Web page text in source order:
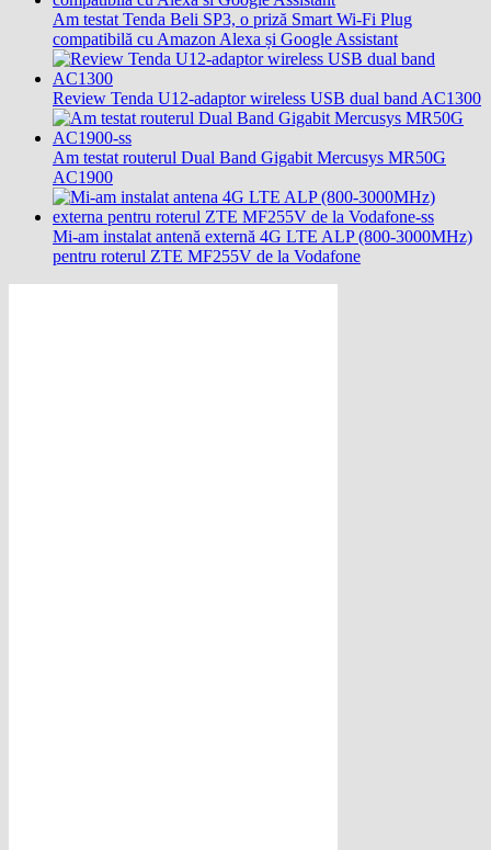
Am testat Tenda Beli SP3, o priză Smart Wi-Fi Plug
compatibilă cu Amazon Alexa și Google Assistant
Review Tenda U12-adaptor wireless USB dual band AC1300
Am testat routerul Dual Band Gigabit Mercusys MR50G
AC1900
Mi-am instalat antenă externă 4G LTE ALP (800-3000MHz)
pentru roterul ZTE MF255V de la Vodafone